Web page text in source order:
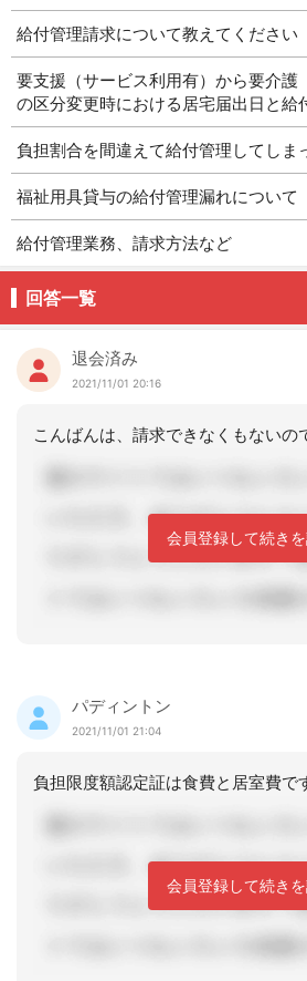
給付管理請求について教えてください
要支援（サービス利用有）から要介護
の区分変更時における居宅届出日と給
負担割合を間違えて給付管理してしま
福祉用具貸与の給付管理漏れについて
給付管理業務、請求方法など
回答一覧
退会済み
2021/11/01 20:16
会員登録して続き
パディントン
2021/11/01 21:04
会員登録して続き